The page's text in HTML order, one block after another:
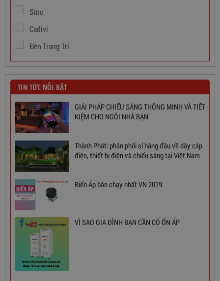
Ổn Áp 1 Pha SH 5000 II NEW 2020
3,380,000
Sino
Cadivi
Đèn Trang Trí
TIN TỨC NỖI BẬT
GIẢI PHÁP CHIẾU SÁNG THÔNG MINH VÀ TIẾT
KIỆM CHO NGÔI NHÀ BẠN
Thành Phát: phân phối sỉ hàng đầu về dây cáp
điện, thiết bị điện và chiếu sáng tại Việt Nam
Biến Áp bán chạy nhất VN 2019
VÌ SAO GIA ĐÌNH BẠN CẦN CÓ ỔN ÁP